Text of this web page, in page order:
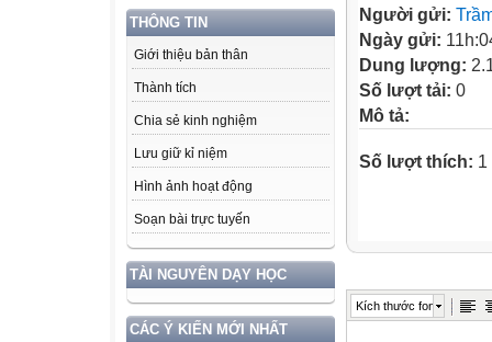
THÔNG TIN
Giới thiệu bản thân
Thành tích
Chia sẻ kinh nghiệm
Lưu giữ kỉ niệm
Hình ảnh hoạt động
Soạn bài trực tuyến
TÀI NGUYÊN DẠY HỌC
CÁC Ý KIẾN MỚI NHẤT
Người gửi:
Ngày gửi:
Dung lượng:
Số lượt tải: 0
Mô tả:
Số lượt thích: 1
Kích thước font